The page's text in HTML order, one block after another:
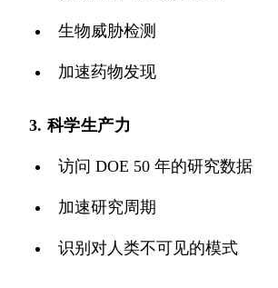
生物威胁检测
加速药物发现
3. 科学生产力
访问 DOE 50 年的研究数据
加速研究周期
识别对人类不可见的模式